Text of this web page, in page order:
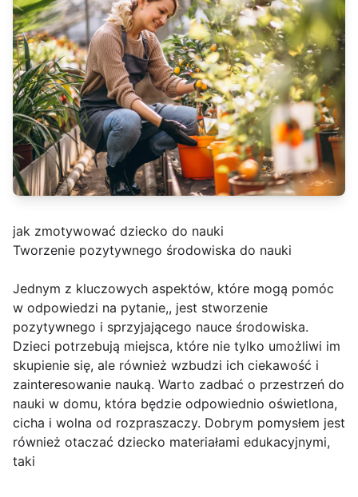
jak zmotywować dziecko do nauki
Tworzenie pozytywnego środowiska do nauki
Jednym z kluczowych aspektów, które mogą pomóc
w odpowiedzi na pytanie,, jest stworzenie
pozytywnego i sprzyjającego nauce środowiska.
Dzieci potrzebują miejsca, które nie tylko umożliwi im
skupienie się, ale również wzbudzi ich ciekawość i
zainteresowanie nauką. Warto zadbać o przestrzeń do
nauki w domu, która będzie odpowiednio oświetlona,
cicha i wolna od rozpraszaczy. Dobrym pomysłem jest
również otaczać dziecko materiałami edukacyjnymi,
taki